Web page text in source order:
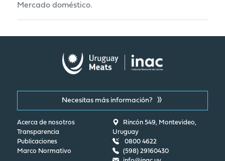
Mercado doméstico.
Necesitas más información?
Acerca de nosotros
Transparencia
Publicaciones
Marco Normativo
Rincón 549, Montevideo,
Uruguay
0800 4622
(598) 29160430